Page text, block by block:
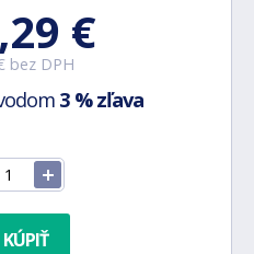
€
bez DPH
3 % zľava
KÚPIŤ